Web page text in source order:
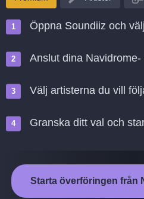
Öppna Soundiiz och
Anslut dina
Välj artisterna du vill
Granska ditt val och
Starta överföringen från